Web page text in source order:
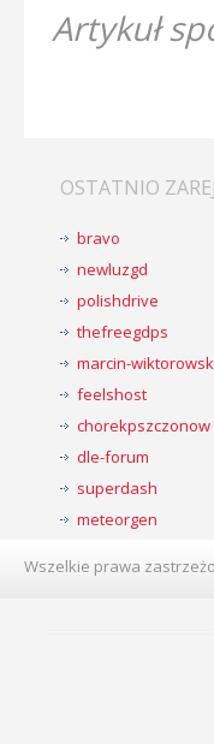
Artykuł
OSTATNIO
bravo
newluzgd
polishdrive
thefreegdps
marcin-
feelshost
chorekpszczonow
dle-forum
superdash
meteorgen
Wszelkie prawa